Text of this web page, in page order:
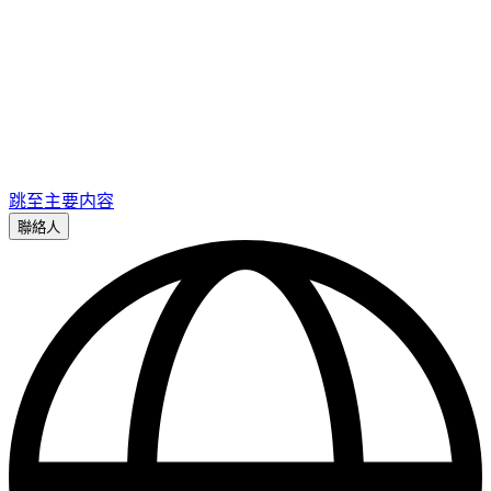
跳至主要内容
聯絡人